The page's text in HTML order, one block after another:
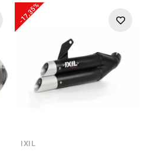
-17,35%
IXIL